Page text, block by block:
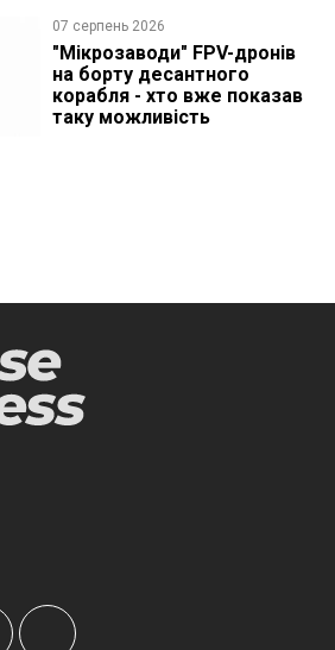
07 серпень 2026
"Мікрозаводи" FPV-дронів
на борту десантного
корабля - хто вже показав
таку можливість